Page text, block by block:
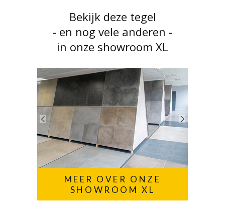
Bekijk deze tegel
- en nog vele anderen -
in onze showroom XL
MEER OVER ONZE
SHOWROOM XL